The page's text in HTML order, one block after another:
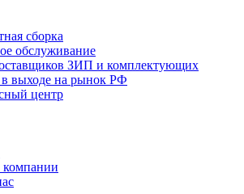
сборка
обслуживание
ЗИП и комплектующих
выходе на рынок РФ
центр